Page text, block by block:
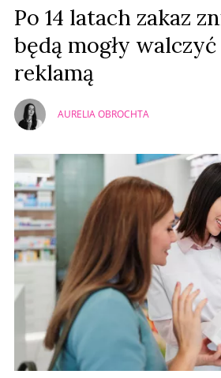
Po 14 latach zakaz
będą mogły
reklamą
AURELIA OBROCHTA